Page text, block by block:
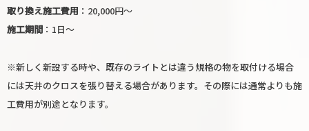
取り換え施工費用 ：20,000円〜
施工期間 ：1日〜
※新しく新設する時や、既存のライトとは違う規格の物を取付ける場合
には天井のクロスを張り替える場合があります。その際には通常よりも施
工費用が別途となります。